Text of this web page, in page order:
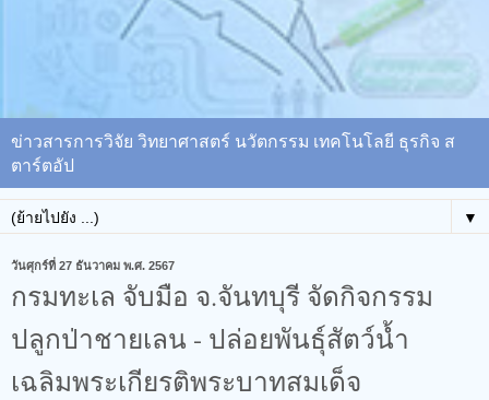
ข่าวสารการวิจัย วิทยาศาสตร์ นวัตกรรม เทคโนโลยี ธุรกิจ ส
ตาร์ตอัป
▼
วันศุกร์ที่ 27 ธันวาคม พ.ศ. 2567
กรมทะเล จับมือ จ.จันทบุรี จัดกิจกรรม
ปลูกป่าชายเลน - ปล่อยพันธุ์สัตว์น้ำ
เฉลิมพระเกียรติพระบาทสมเด็จ